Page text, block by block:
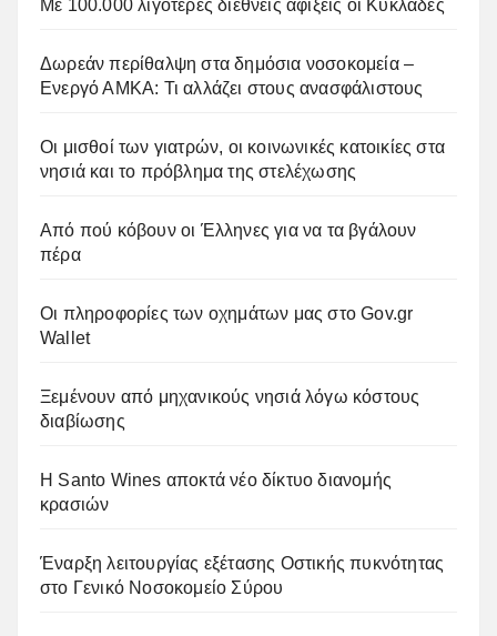
Με 100.000 λιγότερες διεθνείς αφίξεις οι Κυκλάδες
Δωρεάν περίθαλψη στα δημόσια νοσοκομεία –
Ενεργό ΑΜΚΑ: Τι αλλάζει στους ανασφάλιστους
Οι μισθοί των γιατρών, οι κοινωνικές κατοικίες στα
νησιά και το πρόβλημα της στελέχωσης
Από πού κόβουν οι Έλληνες για να τα βγάλουν
πέρα
Οι πληροφορίες των οχημάτων μας στο Gov.gr
Wallet
Ξεμένουν από μηχανικούς νησιά λόγω κόστους
διαβίωσης
Η Santo Wines αποκτά νέο δίκτυο διανομής
κρασιών
Έναρξη λειτουργίας εξέτασης Οστικής πυκνότητας
στο Γενικό Νοσοκομείο Σύρου